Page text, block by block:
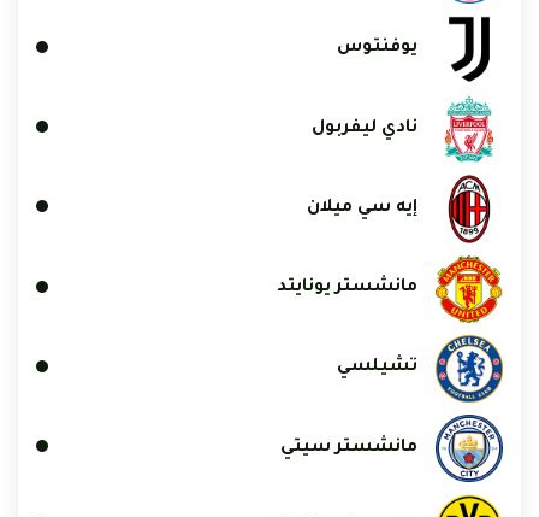
يوفنتوس
نادي ليفربول
إيه سي ميلان
مانشستر يونايتد
تشيلسي
مانشستر سيتي